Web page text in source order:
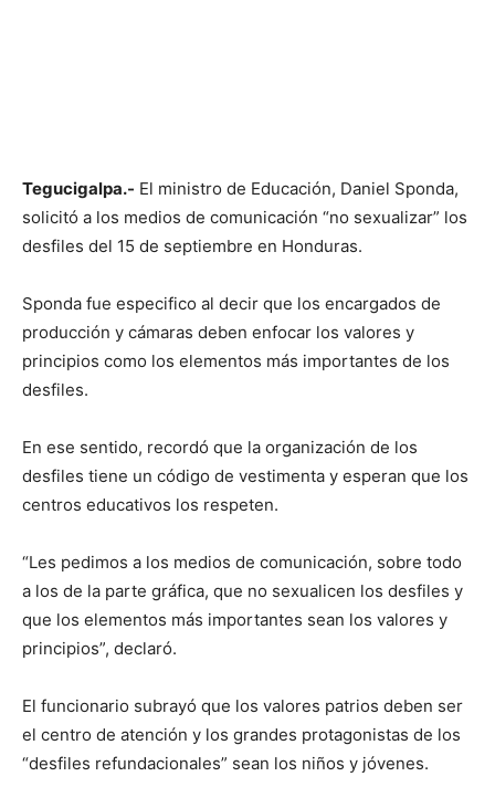
Tegucigalpa.- El ministro de Educación, Daniel Sponda,
solicitó a los medios de comunicación “no sexualizar” los
desfiles del 15 de septiembre en Honduras.
Sponda fue especifico al decir que los encargados de
producción y cámaras deben enfocar los valores y
principios como los elementos más importantes de los
desfiles.
En ese sentido, recordó que la organización de los
desfiles tiene un código de vestimenta y esperan que los
centros educativos los respeten.
“Les pedimos a los medios de comunicación, sobre todo
a los de la parte gráfica, que no sexualicen los desfiles y
que los elementos más importantes sean los valores y
principios”, declaró.
El funcionario subrayó que los valores patrios deben ser
el centro de atención y los grandes protagonistas de los
“desfiles refundacionales” sean los niños y jóvenes.